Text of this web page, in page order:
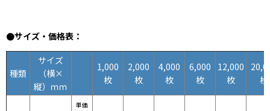
●サイズ・価格表：
種類
サイズ
（横×
縦）ｍｍ
1,000
枚
2,000
枚
4,000
枚
6,000
枚
12,000
枚
枚
単価